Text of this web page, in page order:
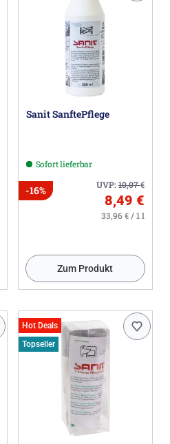
Sanit SanftePflege
Sofort lieferbar
UVP:10,07€
-16%
8,49 €
33,96 € / 1 l
Zum Produkt
Hot Deals
Topseller